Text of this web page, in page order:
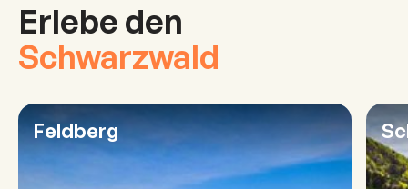
Erlebe den
Schwarzwald
Feldberg